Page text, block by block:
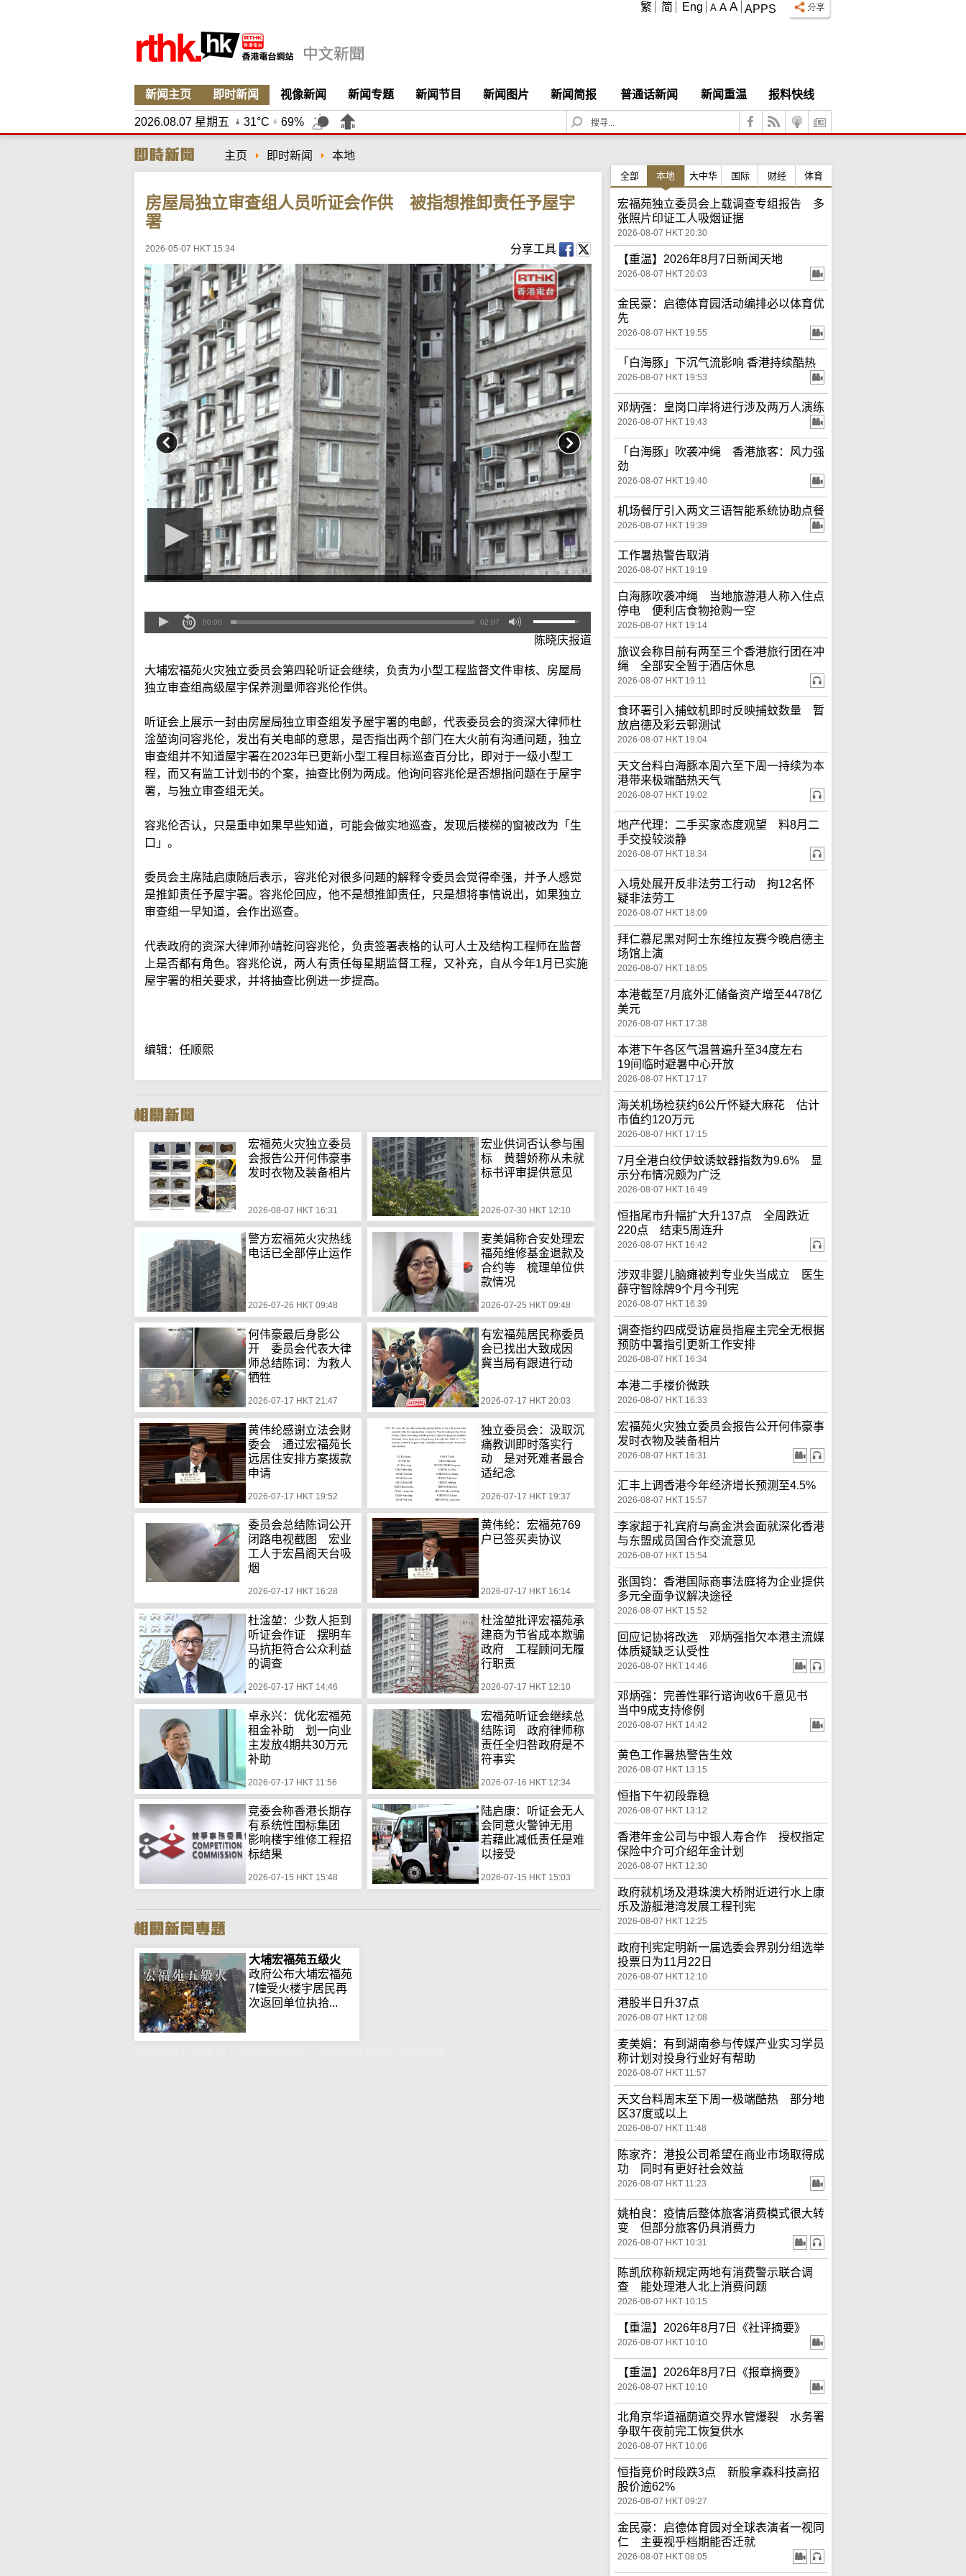
APPS
A A A
繁 简 Eng
新闻主页 即时新闻 视像新闻 新闻专题 新闻节目 新闻图片 新闻简报 普通话新闻 新闻重温 报料快线
2026.08.07 星期五 31°C 69%
S
e
c
主页 即时新闻 本地
房屋局独立审查组人员听证会作供 被指想推卸责任予屋宇
署
2026-05-07 HKT 15:34 分享工具
00:00 02:07
陈晓庆报道
大埔宏福苑火灾独立委员会第四轮听证会继续，负责为小型工程监督文件审核、房屋局
独立审查组高级屋宇保养测量师容兆伦作供。
听证会上展示一封由房屋局独立审查组发予屋宇署的电邮，代表委员会的资深大律师杜
淦堃询问容兆伦，发出有关电邮的意思，是否指出两个部门在大火前有沟通问题，独立
审查组并不知道屋宇署在2023年已更新小型工程目标巡查百分比，即对于一级小型工
程，而又有监工计划书的个案，抽查比例为两成。他询问容兆伦是否想指问题在于屋宇
署，与独立审查组无关。
容兆伦否认，只是重申如果早些知道，可能会做实地巡查，发现后楼梯的窗被改为「生
口」。
委员会主席陆启康随后表示，容兆伦对很多问题的解释令委员会觉得牵强，并予人感觉
是推卸责任予屋宇署。容兆伦回应，他不是想推卸责任，只是想将事情说出，如果独立
审查组一早知道，会作出巡查。
代表政府的资深大律师孙靖乾问容兆伦，负责签署表格的认可人士及结构工程师在监督
上是否都有角色。容兆伦说，两人有责任每星期监督工程，又补充，自从今年1月已实施
屋宇署的相关要求，并将抽查比例进一步提高。
编辑：任顺熙
宏福苑火灾独立委员
会报告公开何伟豪事
发时衣物及装备相片
2026-08-07 HKT 16:31
宏业供词否认参与围
标 黄碧娇称从未就
标书评审提供意见
2026-07-30 HKT 12:10
警方宏福苑火灾热线
电话已全部停止运作
2026-07-26 HKT 09:48
麦美娟称合安处理宏
福苑维修基金退款及
合约等 梳理单位供
款情况
2026-07-25 HKT 09:48
何伟豪最后身影公
开 委员会代表大律
师总结陈词：为救人
牺牲
2026-07-17 HKT 21:47
有宏福苑居民称委员
会已找出大致成因
冀当局有跟进行动
2026-07-17 HKT 20:03
黄伟纶感谢立法会财
委会 通过宏福苑长
远居住安排方案拨款
申请
2026-07-17 HKT 19:52
独立委员会：汲取沉
痛教训即时落实行
动 是对死难者最合
适纪念
2026-07-17 HKT 19:37
委员会总结陈词公开
闭路电视截图 宏业
工人于宏昌阁天台吸
烟
2026-07-17 HKT 16:28
黄伟纶：宏福苑769
户已签买卖协议
2026-07-17 HKT 16:14
杜淦堃：少数人拒到
听证会作证 摆明车
马抗拒符合公众利益
的调查
2026-07-17 HKT 14:46
杜淦堃批评宏福苑承
建商为节省成本欺骗
政府 工程顾问无履
行职责
2026-07-17 HKT 12:10
卓永兴：优化宏福苑
租金补助 划一向业
主发放4期共30万元
补助
2026-07-17 HKT 11:56
宏福苑听证会继续总
结陈词 政府律师称
责任全归咎政府是不
符事实
2026-07-16 HKT 12:34
竞委会称香港长期存
有系统性围标集团
影响楼宇维修工程招
标结果
2026-07-15 HKT 15:48
陆启康：听证会无人
会同意火警钟无用
若藉此减低责任是难
以接受
2026-07-15 HKT 15:03
大埔宏福苑五级火
政府公布大埔宏福苑
7幢受火楼宇居民再
次返回单位执拾...
全部 本地 大中华 国际 财经 体育
宏福苑独立委员会上载调查专组报告 多
张照片印证工人吸烟证据
2026-08-07 HKT 20:30
【重温】2026年8月7日新闻天地
2026-08-07 HKT 20:03
金民豪：启德体育园活动编排必以体育优
先
2026-08-07 HKT 19:55
「白海豚」下沉气流影响 香港持续酷热
2026-08-07 HKT 19:53
邓炳强：皇岗口岸将进行涉及两万人演练
2026-08-07 HKT 19:43
「白海豚」吹袭冲绳 香港旅客：风力强
劲
2026-08-07 HKT 19:40
机场餐厅引入两文三语智能系统协助点餐
2026-08-07 HKT 19:39
工作暑热警告取消
2026-08-07 HKT 19:19
白海豚吹袭冲绳 当地旅游港人称入住点
停电 便利店食物抢购一空
2026-08-07 HKT 19:14
旅议会称目前有两至三个香港旅行团在冲
绳 全部安全暂于酒店休息
2026-08-07 HKT 19:11
食环署引入捕蚊机即时反映捕蚊数量 暂
放启德及彩云邨测试
2026-08-07 HKT 19:04
天文台料白海豚本周六至下周一持续为本
港带来极端酷热天气
2026-08-07 HKT 19:02
地产代理：二手买家态度观望 料8月二
手交投较淡静
2026-08-07 HKT 18:34
入境处展开反非法劳工行动 拘12名怀
疑非法劳工
2026-08-07 HKT 18:09
拜仁慕尼黑对阿士东维拉友赛今晚启德主
场馆上演
2026-08-07 HKT 18:05
本港截至7月底外汇储备资产增至4478亿
美元
2026-08-07 HKT 17:38
本港下午各区气温普遍升至34度左右
19间临时避暑中心开放
2026-08-07 HKT 17:17
海关机场检获约6公斤怀疑大麻花 估计
市值约120万元
2026-08-07 HKT 17:15
7月全港白纹伊蚊诱蚊器指数为9.6% 显
示分布情况颇为广泛
2026-08-07 HKT 16:49
恒指尾市升幅扩大升137点 全周跌近
220点 结束5周连升
2026-08-07 HKT 16:42
涉双非婴儿脑瘫被判专业失当成立 医生
薛守智除牌9个月今刊宪
2026-08-07 HKT 16:39
调查指约四成受访雇员指雇主完全无根据
预防中暑指引更新工作安排
2026-08-07 HKT 16:34
本港二手楼价微跌
2026-08-07 HKT 16:33
宏福苑火灾独立委员会报告公开何伟豪事
发时衣物及装备相片
2026-08-07 HKT 16:31
汇丰上调香港今年经济增长预测至4.5%
2026-08-07 HKT 15:57
李家超于礼宾府与高金洪会面就深化香港
与东盟成员国合作交流意见
2026-08-07 HKT 15:54
张国钧：香港国际商事法庭将为企业提供
多元全面争议解决途径
2026-08-07 HKT 15:52
回应记协将改选 邓炳强指欠本港主流媒
体质疑缺乏认受性
2026-08-07 HKT 14:46
邓炳强：完善性罪行谘询收6千意见书
当中9成支持修例
2026-08-07 HKT 14:42
黄色工作暑热警告生效
2026-08-07 HKT 13:15
恒指下午初段靠稳
2026-08-07 HKT 13:12
香港年金公司与中银人寿合作 授权指定
保险中介可介绍年金计划
2026-08-07 HKT 12:30
政府就机场及港珠澳大桥附近进行水上康
乐及游艇港湾发展工程刊宪
2026-08-07 HKT 12:25
政府刊宪定明新一届选委会界别分组选举
投票日为11月22日
2026-08-07 HKT 12:10
港股半日升37点
2026-08-07 HKT 12:08
麦美娟：有到湖南参与传媒产业实习学员
称计划对投身行业好有帮助
2026-08-07 HKT 11:57
天文台料周末至下周一极端酷热 部分地
区37度或以上
2026-08-07 HKT 11:48
陈家齐：港投公司希望在商业市场取得成
功 同时有更好社会效益
2026-08-07 HKT 11:23
姚柏良：疫情后整体旅客消费模式很大转
变 但部分旅客仍具消费力
2026-08-07 HKT 10:31
陈凯欣称新规定两地有消费警示联合调
查 能处理港人北上消费问题
2026-08-07 HKT 10:15
【重温】2026年8月7日《社评摘要》
2026-08-07 HKT 10:10
【重温】2026年8月7日《报章摘要》
2026-08-07 HKT 10:10
北角京华道福荫道交界水管爆裂 水务署
争取午夜前完工恢复供水
2026-08-07 HKT 10:06
恒指竞价时段跌3点 新股拿森科技高招
股价逾62%
2026-08-07 HKT 09:27
金民豪：启德体育园对全球表演者一视同
仁 主要视乎档期能否迁就
2026-08-07 HKT 08:05